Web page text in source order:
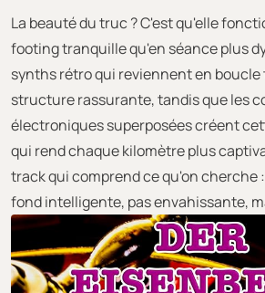
La beauté du truc ? C'est qu'elle
footing tranquille qu'en séance plus
synths rétro qui reviennent en
structure rassurante, tandis que les
électroniques superposées créent
qui rend chaque kilomètre plus
track qui comprend ce qu'on cherche
fond intelligente, pas envahissante,